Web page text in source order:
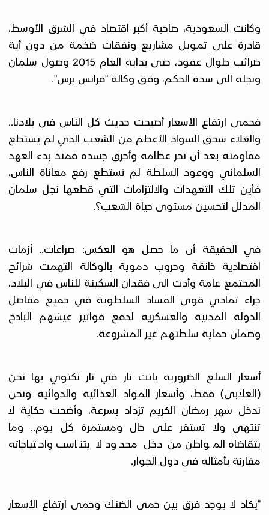
وكانت السعودية، صاحبة أكبر اقتصاد في الشرق الأوسط،
قادرة على تمويل مشاريع ونفقات ضخمة من دون أية
ضرائب طوال عقود، حتى بداية العام 2015 وصول سلمان
ونجله الى سدة الحكم، وفق وكالة "فرانس برس".
فحمى ارتفاع الأسعار أصبحت حديث كل الناس في بلادنا..
والغلاء سحق السواد الأعظم من الشعب الذي لم يستطع
مقاومته بعد أن نخر عظامه وأحرق جسده فمنذ بدء العهد
السلماني ووعود السلطة لم تستطع رفع معاناة الناس،
فأين تلك التعهدات والالتزامات التي قطعها نجل سلمان
المدلل لتحسين مستوى حياة الشعب؟.
في الحقيقة أن ما حصل هو العكس: صراعات.. أزمات
اقتصادية خانقة وحروب دموية بالوكالة التهمت شرائح
المجتمع عامة وأدت الى فقدان السكينة للناس في البلاد،
جراء تمادي قوى الفساد السلطوية في جميع مفاصل
الدولة المدنية والعسكرية لدفع فواتير عيشهم الباذخ
وضمان حماية سلطتهم غير المشروعة.
أسعار السلع الضرورية باتت نار في نار نكتوي بها نحن
(الغلابى) فقط، وأسعار المواد الغذائية والدوائية ونحن
ندخل شهر رمضان الكريم تزداد بسرعة، وأضحت حكاية لا
تنتهي ولا تستقر على حال ومستمرة كل يوم.. وما
يتقاضاه المواطن من دخل محدود لا يتناسب واحتياجاته
مقارنة بأمثاله في دول الجوار.
"يكاد لا يوجد فرق بين حمى الضنك وحمى ارتفاع الأسعار